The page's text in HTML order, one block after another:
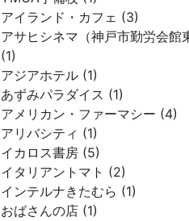
アイランド・カフェ (3)
アサヒシネマ（神戸市勤労会館
(1)
アジアホテル (1)
あずみパラダイス (1)
アメリカン・ファーマシー (4)
アリバシティ (1)
イカロス書房 (5)
イタリアントマト (2)
インテルナきたむら (1)
おばさんの店 (1)